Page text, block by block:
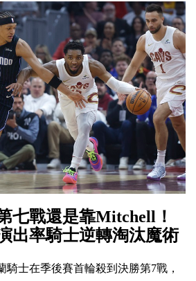
七戰還是靠Mitchell！
出率騎士逆轉淘汰魔術
騎士在季後賽首輪殺到決勝第7戰，